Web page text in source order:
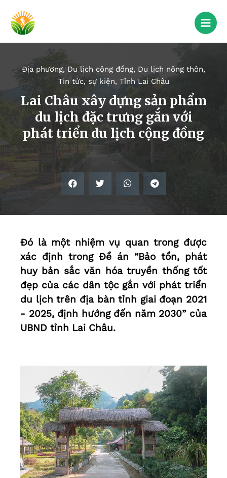
Địa phương, Du lịch cộng đồng, Du lịch nông thôn,
Tin tức, sự kiện, Tỉnh Lai Châu
Lai Châu xây dựng sản phẩm
du lịch đặc trưng gắn với
phát triển du lịch cộng đồng
Đó là một nhiệm vụ quan trong được
xác định trong Đề án “Bảo tồn, phát
huy bản sắc văn hóa truyền thống tốt
đẹp của các dân tộc gắn với phát triển
du lịch trên địa bàn tỉnh giai đoạn 2021
- 2025, định hướng đến năm 2030” của
UBND tỉnh Lai Châu.